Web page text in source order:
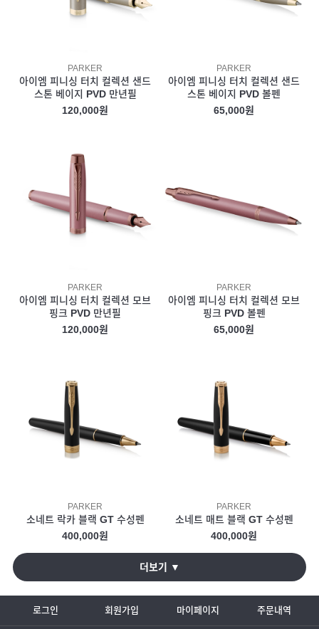
PARKER
아이엠 피니싱 터치 컬렉션 샌드
스톤 베이지 PVD 만년필
120,000원
PARKER
아이엠 피니싱 터치 컬렉션 샌드
스톤 베이지 PVD 볼펜
65,000원
PARKER
아이엠 피니싱 터치 컬렉션 모브
핑크 PVD 만년필
120,000원
PARKER
아이엠 피니싱 터치 컬렉션 모브
핑크 PVD 볼펜
65,000원
PARKER
소네트 락카 블랙 GT 수성펜
400,000원
PARKER
소네트 매트 블랙 GT 수성펜
400,000원
더보기 ▼
로그인 회원가입 마이페이지 주문내역